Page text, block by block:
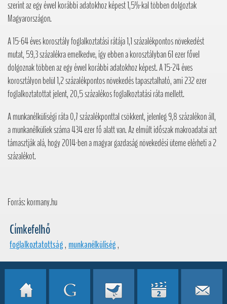
szerint az egy évvel korábbi adatokhoz képest 1,5%-kal többen dolgoztak
Magyarországon.
A 15-64 éves korosztály foglalkoztatási rátája 1,1 százalékpontos növekedést
mutat, 59,3 százalékra emelkedve, így ebben a korosztályban 61 ezer fővel
dolgoznak többen az egy évvel korábbi adatokhoz képest. A 15-24 éves
korosztályon belül 1,2 százalékpontos növekedés tapasztalható, ami 232 ezer
foglalkoztatottat jelent, 20,5 százalékos foglalkoztatási ráta mellett.
A munkanélküliségi ráta 0,7 százalékponttal csökkent, jelenleg 9,8 százalékon áll,
a munkanélküliek száma 434 ezer fő alatt van. Az elmúlt időszak makroadatai azt
támasztják alá, hogy 2014-ben a magyar gazdaság növekedési üteme elérheti a 2
százalékot.
Forrás: kormany.hu
Címkefelhő
foglalkoztatottság, munkanélküliség,